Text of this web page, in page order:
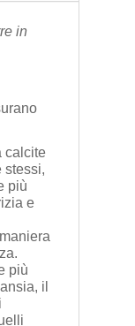
in
calcite
stessi,
più
e
più
il